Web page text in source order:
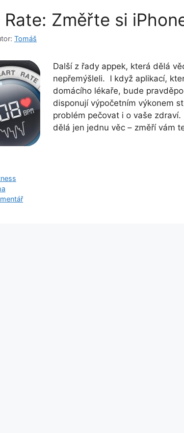
Změřte si
Tomáš
Další z řady appek, která dělá
nepřemýšleli. I když aplikací,
domácího lékaře, bude
disponují výpočetním výkonem
problém pečovat i o vaše
dělá jen jednu věc – změří vám